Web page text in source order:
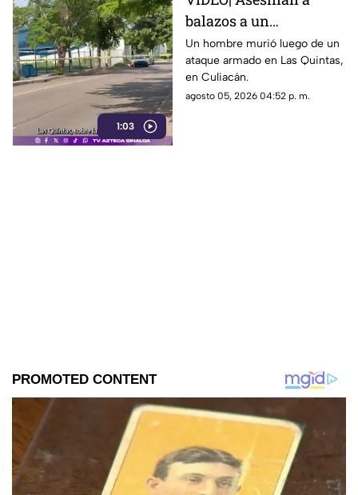
1:03
balazos a un
automovilista en Las
Quintas, en Culiacán
Un hombre murió luego de un
ataque armado en Las Quintas,
en Culiacán.
agosto 05, 2026 04:52 p. m.